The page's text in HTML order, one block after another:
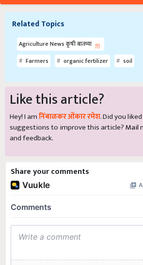
Related Topics
Agriculture News कृषी बातम्या
Farmers
organic fertilizer soil
Like this article?
Hey! I amनिंबाळकर ओंकार रमेश. Did you
suggestions to improve this article?Mail
and feedback.
Share your comments